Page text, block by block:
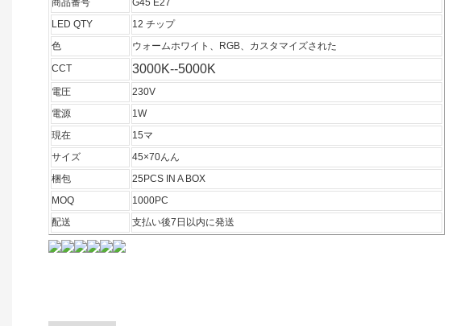
LED QTY
12 チップ
色
ウォームホワイト、RGB、カスタマイズされた
CCT
3000K--5000K
電圧
230V
電源
1W
現在
15マ
サイズ
45×70んん
梱包
25PCS IN A BOX
MOQ
1000PC
配送
支払い後7日以内に発送